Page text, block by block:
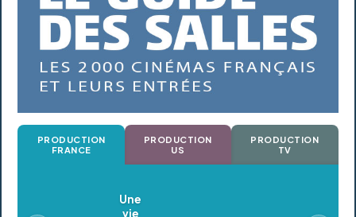
PRODUCTION
FRANCE
PRODUCTION
US
PRODUCTION
TV
Oldeupe